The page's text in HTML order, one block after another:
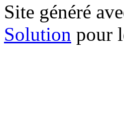
Site généré
Solution pour